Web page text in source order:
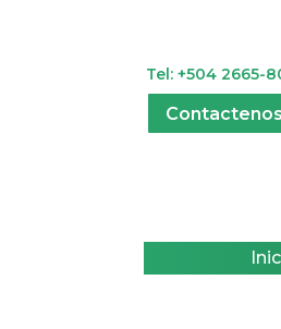
Tel: +504 2665-
Contactenos